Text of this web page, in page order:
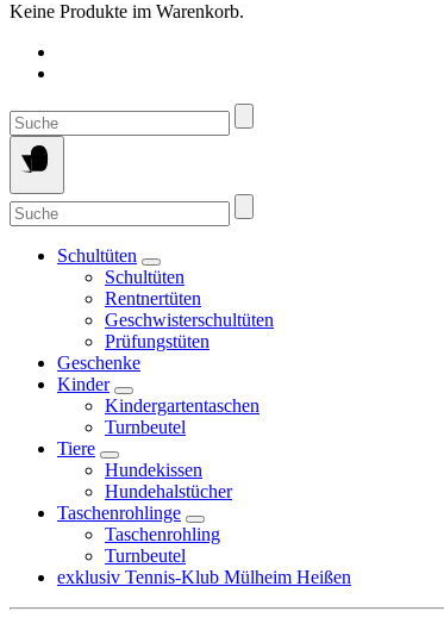
Keine Produkte im Warenkorb.
Suche
nach:
Suche
nach:
Schultüten
Schultüten
Rentnertüten
Geschwisterschultüten
Prüfungstüten
Geschenke
Kinder
Kindergartentaschen
Turnbeutel
Tiere
Hundekissen
Hundehalstücher
Taschenrohlinge
Taschenrohling
Turnbeutel
exklusiv Tennis-Klub Mülheim Heißen